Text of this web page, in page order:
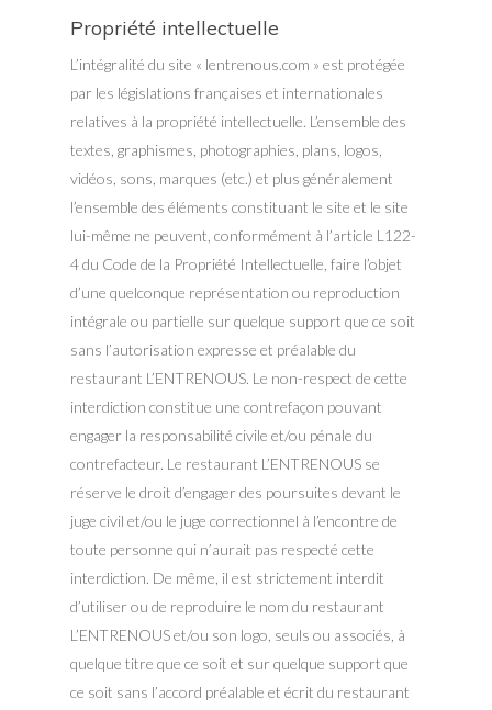
Propriété intellectuelle
L’intégralité du site « lentrenous.com » est protégée
par les législations françaises et internationales
relatives à la propriété intellectuelle. L’ensemble des
textes, graphismes, photographies, plans, logos,
vidéos, sons, marques (etc.) et plus généralement
l’ensemble des éléments constituant le site et le site
lui-même ne peuvent, conformément à l’article L122-
4 du Code de la Propriété Intellectuelle, faire l’objet
d’une quelconque représentation ou reproduction
intégrale ou partielle sur quelque support que ce soit
sans l’autorisation expresse et préalable du
restaurant L’ENTRENOUS. Le non-respect de cette
interdiction constitue une contrefaçon pouvant
engager la responsabilité civile et/ou pénale du
contrefacteur. Le restaurant L’ENTRENOUS se
réserve le droit d’engager des poursuites devant le
juge civil et/ou le juge correctionnel à l’encontre de
toute personne qui n’aurait pas respecté cette
interdiction. De même, il est strictement interdit
d’utiliser ou de reproduire le nom du restaurant
L’ENTRENOUS et/ou son logo, seuls ou associés, à
quelque titre que ce soit et sur quelque support que
ce soit sans l’accord préalable et écrit du restaurant